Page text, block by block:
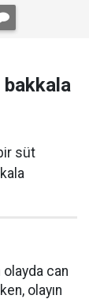
süt
can
olayın